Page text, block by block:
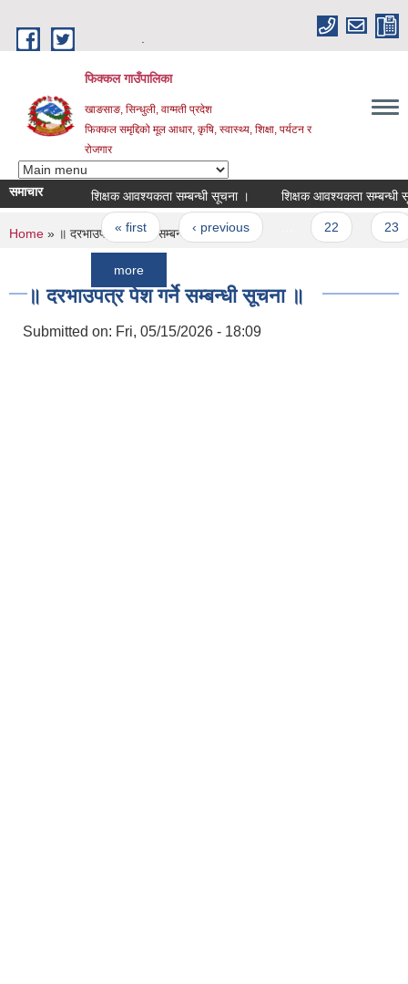
फिक्कल गाउँपालिका
खाङसाङ, सिन्धुली, वाग्मती प्रदेश
फिक्कल समृद्दिको मूल आधार, कृषि, स्वास्थ्य, शिक्षा, पर्यटन र
रोजगार
समाचार शिक्षक आवश्यकता सम्बन्धी सूचना । शिक्षक आवश्यकता सम्बन्धी सूचना ।
Pages
« first ‹ previous …
You are here
Home » ॥ दरभाउपत्र पेश गर्ने सम्बन्धी सूचना ॥
॥ दरभाउपत्र पेश गर्ने सम्बन्धी सूचना ॥
Submitted on: Fri, 05/15/2026 - 18:09